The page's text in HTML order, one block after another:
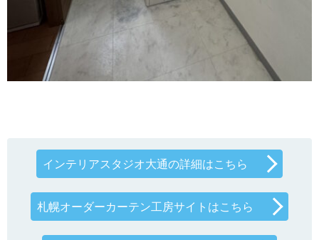
インテリアスタジオ大通の詳細はこちら
札幌オーダーカーテン工房サイトはこちら